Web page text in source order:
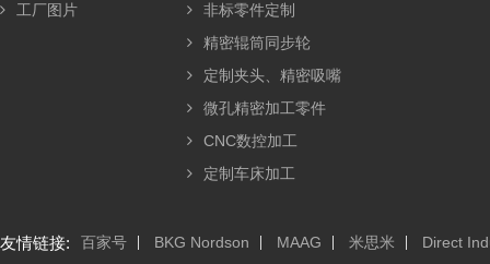
工厂图片
非标零件定制
精密辊筒同步轮
定制夹头、精密吸嘴
微孔精密加工零件
CNC数控加工
定制车床加工
友情链接: 百家号 BKG Nordson MAAG 米思米 Direct